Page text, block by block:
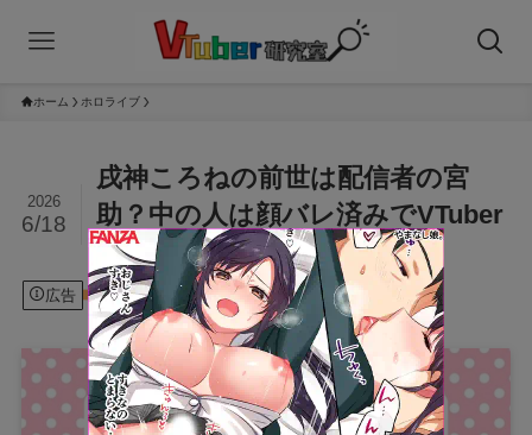
ホーム ホロライブ
戌神ころねの前世は配信者の宮
助？中の人は顔バレ済みでVTuber
経験も判明！
2026
6/18
広告 ホロライブ 2026年6月18日